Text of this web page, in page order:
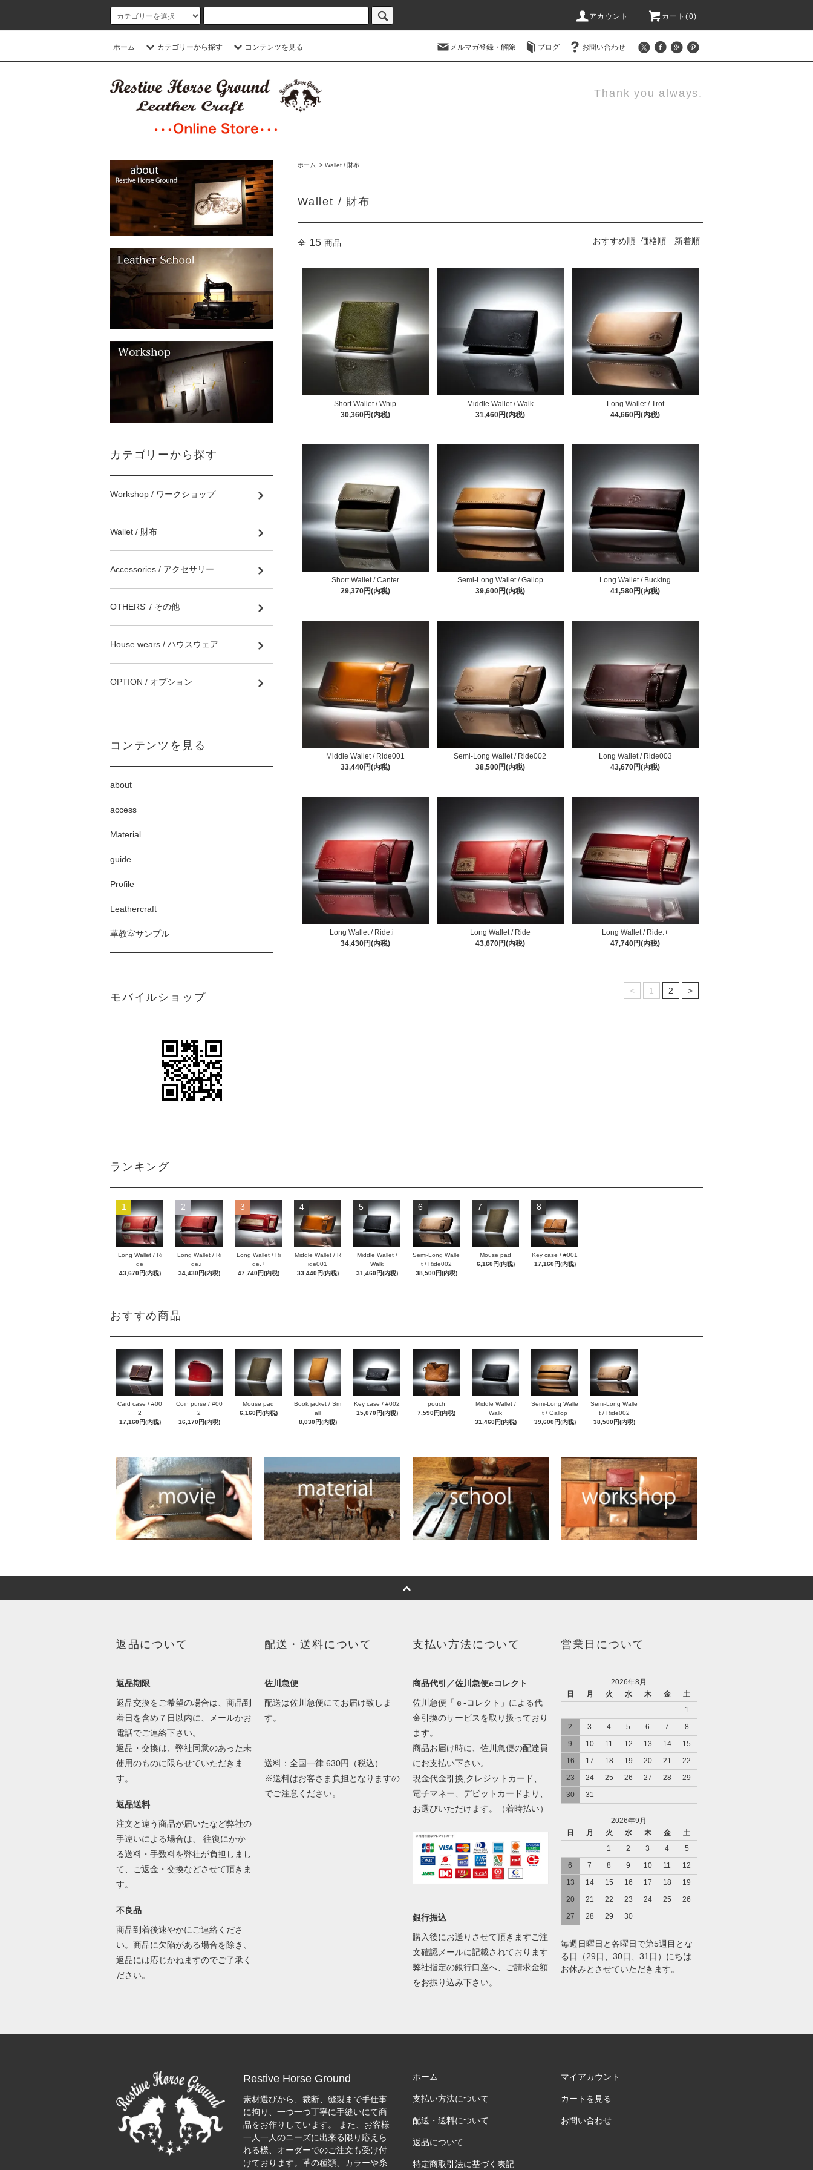
アカウント カート(0)
ホーム カテゴリーから探す コンテンツを見る メルマガ登録・解除 ブログ お問い合わせ
Thank you always.
ホーム > Wallet / 財布
Wallet / 財布
全 15 商品 おすすめ順 価格順 新着順
Short Wallet / Whip
30,360円(内税)
Middle Wallet / Walk
31,460円(内税)
Long Wallet / Trot
44,660円(内税)
Short Wallet / Canter
29,370円(内税)
Semi-Long Wallet / Gallop
39,600円(内税)
Long Wallet / Bucking
41,580円(内税)
Middle Wallet / Ride001
33,440円(内税)
Semi-Long Wallet / Ride002
38,500円(内税)
Long Wallet / Ride003
43,670円(内税)
Long Wallet / Ride.i
34,430円(内税)
Long Wallet / Ride
43,670円(内税)
Long Wallet / Ride.+
47,740円(内税)
< 1 2 >
カテゴリーから探す
Workshop / ワークショップ
Wallet / 財布
Accessories / アクセサリー
OTHERS' / その他
House wears / ハウスウェア
OPTION / オプション
コンテンツを見る
about
access
Material
guide
Profile
Leathercraft
革教室サンプル
モバイルショップ
ランキング
1
Long Wallet / Ri
de
43,670円(内税)
2
Long Wallet / Ri
de.i
34,430円(内税)
3
Long Wallet / Ri
de.+
47,740円(内税)
4
Middle Wallet / R
ide001
33,440円(内税)
5
Middle Wallet /
Walk
31,460円(内税)
6
Semi-Long Walle
t / Ride002
38,500円(内税)
7
Mouse pad
6,160円(内税)
8
Key case / #001
17,160円(内税)
おすすめ商品
Card case / #00
2
17,160円(内税)
Coin purse / #00
2
16,170円(内税)
Mouse pad
6,160円(内税)
Book jacket / Sm
all
8,030円(内税)
Key case / #002
15,070円(内税)
pouch
7,590円(内税)
Middle Wallet /
Walk
31,460円(内税)
Semi-Long Walle
t / Gallop
39,600円(内税)
Semi-Long Walle
t / Ride002
38,500円(内税)
返品について
返品期限
返品交換をご希望の場合は、商品到
着日を含め７日以内に、メールかお
電話でご連絡下さい。
返品・交換は、弊社同意のあった未
使用のものに限らせていただきま
す。
返品送料
注文と違う商品が届いたなど弊社の
手違いによる場合は、 往復にかか
る送料・手数料を弊社が負担しまし
て、ご返金・交換などさせて頂きま
す。
不良品
商品到着後速やかにご連絡くださ
い。商品に欠陥がある場合を除き、
返品には応じかねますのでご了承く
ださい。
配送・送料について
佐川急便
配送は佐川急便にてお届け致しま
す。
送料：全国一律 630円（税込）
※送料はお客さま負担となりますの
でご注意ください。
支払い方法について
商品代引／佐川急便eコレクト
佐川急便「ｅ-コレクト」による代
金引換のサービスを取り扱っており
ます。
商品お届け時に、佐川急便の配達員
にお支払い下さい。
現金代金引換,クレジットカード、
電子マネー、デビットカードより、
お選びいただけます。（着時払い）
銀行振込
購入後にお送りさせて頂きますご注
文確認メールに記載されております
弊社指定の銀行口座へ、ご請求金額
をお振り込み下さい。
営業日について
2026年8月
日
月 火 水 木 金
土
1
2
3 4 5 6 7
8
9
10 11 12 13 14
15
16
17 18 19 20 21
22
23
24 25 26 27 28
29
30
31
2026年9月
日
月 火 水 木 金
土
1
2 3 4
5
6
7 8 9 10 11
12
13
14 15 16 17 18
19
20
21 22 23 24 25
26
27
28 29 30
毎週日曜日と各曜日で第5週目とな
る日（29日、30日、31日）にちは
お休みとさせていただきます。
Restive Horse Ground
素材選びから、裁断、縫製まで手仕事
に拘り、一つ一つ丁寧に手縫いにて商
品をお作りしています。 また、お客様
一人一人のニーズに出来る限り応えら
れる様、オーダーでのご注文も受け付
けております。革の種類、カラーや糸
ホーム
支払い方法について
配送・送料について
返品について
特定商取引法に基づく表記
マイアカウント
カートを見る
お問い合わせ